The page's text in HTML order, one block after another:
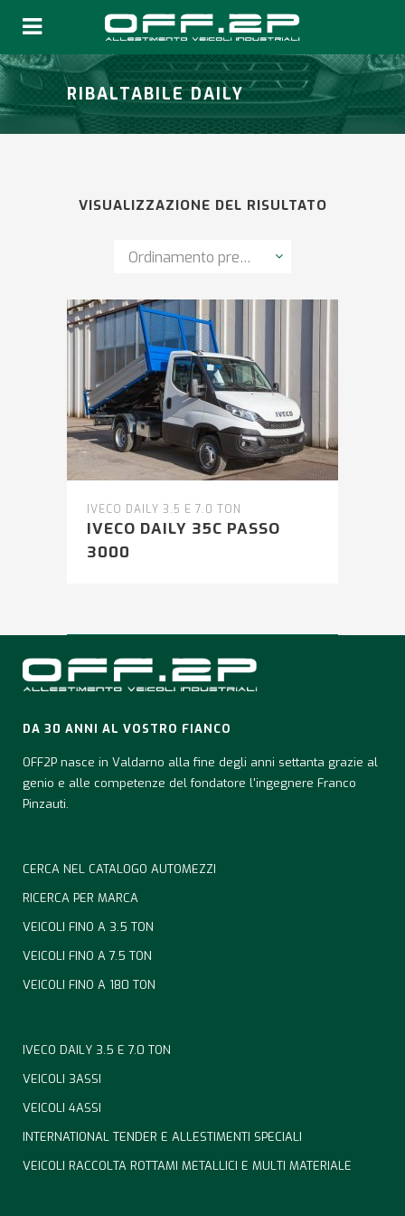
RIBALTABILE DAILY
VISUALIZZAZIONE DEL RISULTATO
Ordinamento predefinito
IVECO DAILY 3.5 E 7.0 TON
IVECO DAILY 35C PASSO
3000
DA 30 ANNI AL VOSTRO FIANCO
OFF2P nasce in Valdarno alla fine degli anni settanta grazie al
genio e alle competenze del fondatore l'ingegnere Franco
Pinzauti.
CERCA NEL CATALOGO AUTOMEZZI
RICERCA PER MARCA
VEICOLI FINO A 3.5 TON
VEICOLI FINO A 7.5 TON
VEICOLI FINO A 180 TON
IVECO DAILY 3.5 E 7.0 TON
VEICOLI 3ASSI
VEICOLI 4ASSI
INTERNATIONAL TENDER E ALLESTIMENTI SPECIALI
VEICOLI RACCOLTA ROTTAMI METALLICI E MULTI MATERIALE